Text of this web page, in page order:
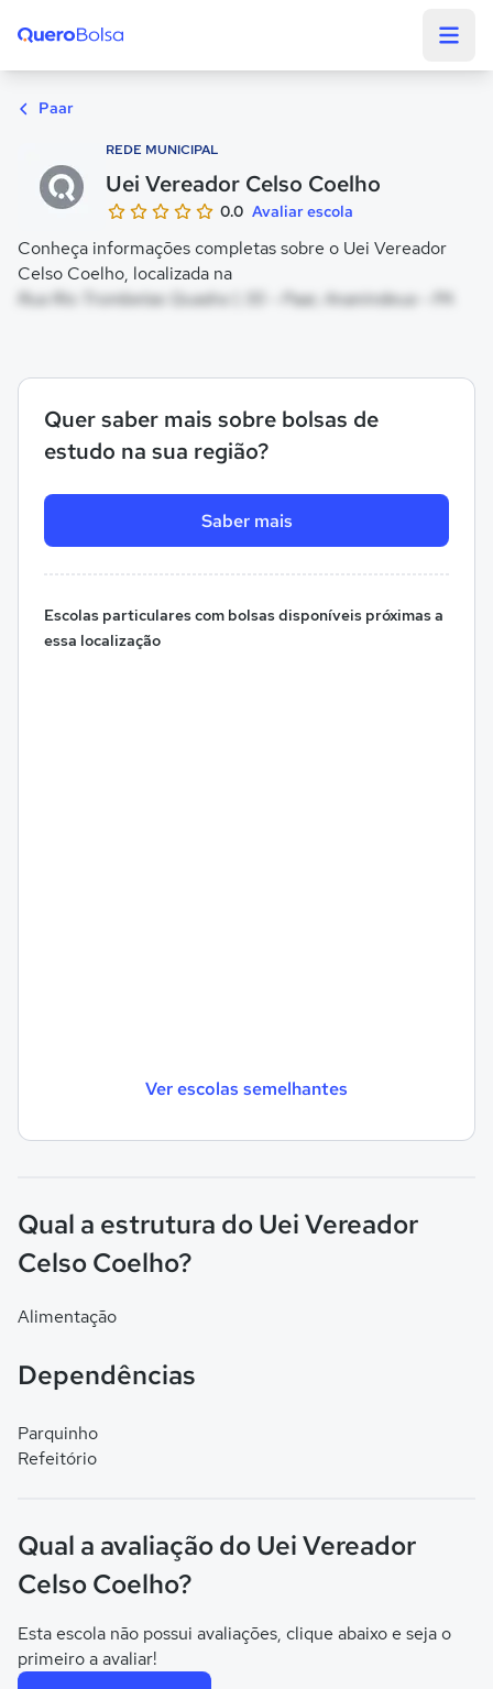
Paar
REDE MUNICIPAL
Uei Vereador Celso Coelho
0.0 Avaliar escola
Conheça informações completas sobre o Uei Vereador
Celso Coelho, localizada na
Rua Rio Trombetas Quadra 1, 55 - Paar, Ananindeua - PA
Quer saber mais sobre bolsas de
estudo na sua região?
Saber mais
Escolas particulares com bolsas disponíveis próximas a
essa localização
Ver escolas semelhantes
Qual a estrutura do Uei Vereador
Celso Coelho?
Alimentação
Dependências
Parquinho
Refeitório
Qual a avaliação do Uei Vereador
Celso Coelho?
Esta escola não possui avaliações, clique abaixo e seja o
primeiro a avaliar!